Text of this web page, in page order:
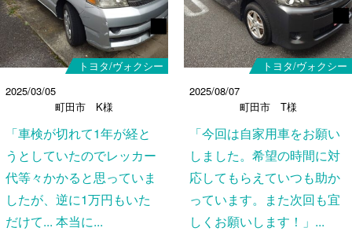
トヨタ/ヴォクシー
2025/03/05
町田市 K様
「車検が切れて1年が経と
うとしていたのでレッカー
代等々かかると思っていま
したが、逆に1万円もいた
だけて... 本当に...
トヨタ/ヴォクシー
2025/08/07
町田市 T様
「今回は自家用車をお願い
しました。希望の時間に対
応してもらえていつも助か
っています。また次回も宜
しくお願いします！」...